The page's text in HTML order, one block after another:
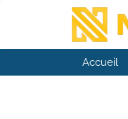
Accueil